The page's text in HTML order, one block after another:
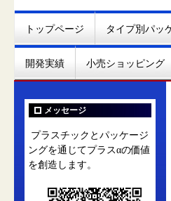
トップページ タイプ別パッ
開発実績 小売ショッピング
メッセージ
プラスチックとパッケージ
ングを通じてプラスαの価値
を創造します。